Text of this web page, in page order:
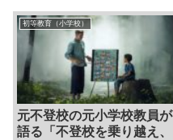
初等教育（小学校）
元不登校の元小学校教員が
語る「不登校を乗り越え、